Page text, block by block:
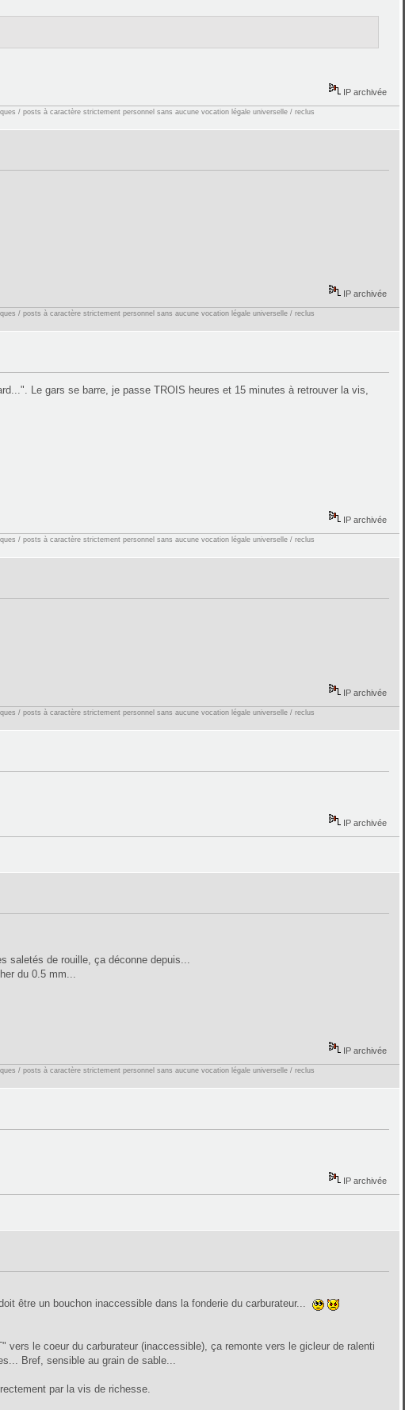
IP archivée
/ posts à caractère strictement personnel sans aucune vocation légale universelle / reclus
IP archivée
/ posts à caractère strictement personnel sans aucune vocation légale universelle / reclus
Le gars se barre, je passe TROIS heures et 15 minutes à retrouver la vis,
IP archivée
/ posts à caractère strictement personnel sans aucune vocation légale universelle / reclus
IP archivée
/ posts à caractère strictement personnel sans aucune vocation légale universelle / reclus
IP archivée
de rouille, ça déconne depuis...
du 0.5 mm...
IP archivée
/ posts à caractère strictement personnel sans aucune vocation légale universelle / reclus
IP archivée
être un bouchon inaccessible dans la fonderie du carburateur...
le coeur du carburateur (inaccessible), ça remonte vers le gicleur de ralenti
Bref, sensible au grain de sable...
par la vis de richesse.